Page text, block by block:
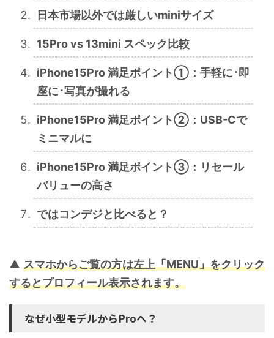
日本市場以外では厳しいminiサイズ
15Pro vs 13mini スペック比較
iPhone15Pro 満足ポイント①：手軽に･即
座に･写真が撮れる
iPhone15Pro 満足ポイント②：USB-Cで
ミニマルに
iPhone15Pro 満足ポイント③：リセール
バリューの高さ
ではコンデジと比べると？
▲ スマホからご覧の方は左上「MENU」をクリック
するとプロフィール表示されます。
なぜ小型モデルからProへ？